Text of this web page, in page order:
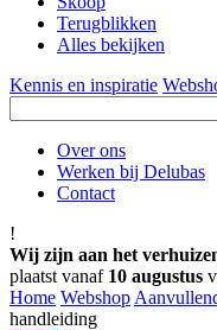
Terugblikken
Alles bekijken
Kennis en inspiratie
Over ons
Werken bij Delubas
Contact
!
Wij zijn aan het
plaatst vanaf 10 augustus
Home Webshop
handleiding